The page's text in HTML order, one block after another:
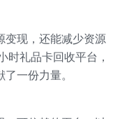
变现，还能减少资源
礼品卡回收平台，
一份力量。